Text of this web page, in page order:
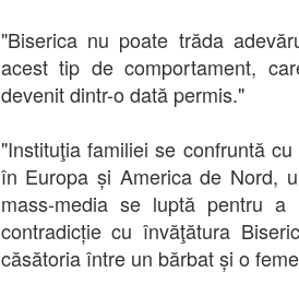
"Biserica nu poate trăda
acest tip de comportament,
devenit dintr-o dată permis."
"Instituţia familiei se confruntă
în Europa și America de Nord,
mass-media se luptă pentru
contradicție cu învăţătura
căsătoria între un bărbat și o